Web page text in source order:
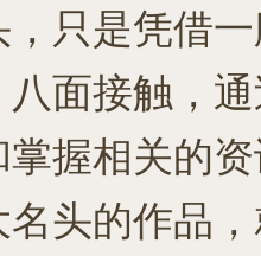
只是凭借
面接触，
握相关的
头的作品